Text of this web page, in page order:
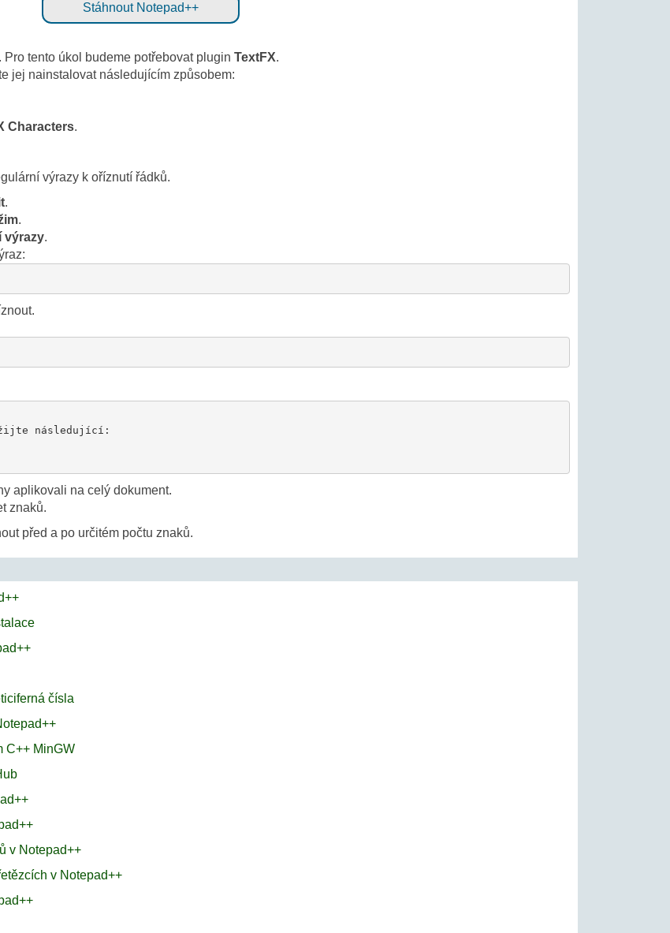
Stáhnout Notepad++
tento úkol budeme potřebovat plugin TextFX.
jej nainstalovat následujícím způsobem:
Characters.
výrazy k oříznutí řádků.
.
.
výrazy.
následující:
aplikovali na celý dokument.
znaků.
před a po určitém počtu znaků.
čísla
C++ MinGW
v Notepad++
v Notepad++